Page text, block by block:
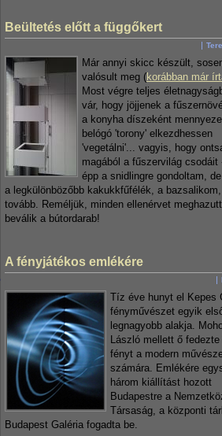
Beültetés előtt a függőkert
Már annyi skicc készült,
valósult meg (korábban már
Most végre teljes
vár, hogy jöjjenek a
a konyha díszeként
belógó 'torony' elkezdhessen
'vegetálni'... vagyis, hogy
magából a fűszervilág csodáit
épp a snidlingre gondoltam,
a legkülönbözőbb kakukkfűfélék, a
tovább. Reméljük, minden ellenérvet
beválik a bútordarab!
A fényjátékos emlékére
Tíz éve hunyt el Kepes
fényművészet egyik
legnagyobb alakja.
László mellett ő
fényt a modern
számára. Emlékére
három kiállítást hozott
Budapestre a
Társaság, a központi
Budapest Galéria fogadta be.